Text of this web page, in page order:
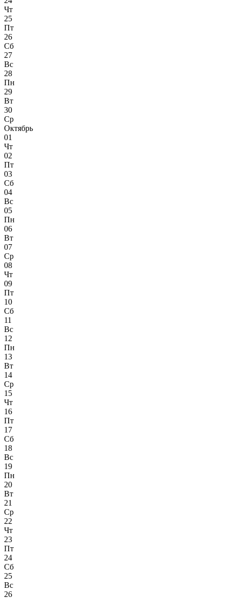
Чт
25
Пт
26
Сб
27
Вс
28
Пн
29
Вт
30
Ср
Октябрь
01
Чт
02
Пт
03
Сб
04
Вс
05
Пн
06
Вт
07
Ср
08
Чт
09
Пт
10
Сб
11
Вс
12
Пн
13
Вт
14
Ср
15
Чт
16
Пт
17
Сб
18
Вс
19
Пн
20
Вт
21
Ср
22
Чт
23
Пт
24
Сб
25
Вс
26